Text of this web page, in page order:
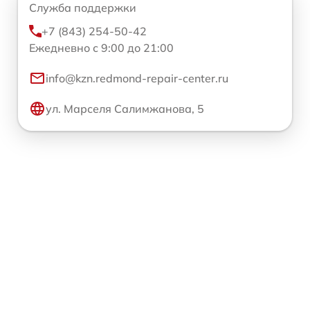
Служба поддержки
+7 (843) 254-50-42
Ежедневно с 9:00 до 21:00
info@kzn.redmond-repair-center.ru
ул. Марселя Салимжанова, 5